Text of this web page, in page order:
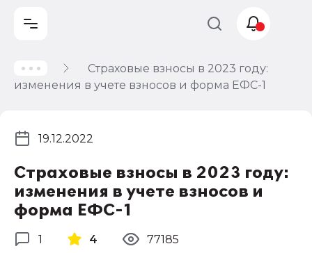
Страховые взносы в 2023 году:
изменения в учете взносов и форма ЕФС-1
Страховые взносы в 2023 году:
изменения в учете взносов и
форма ЕФС-1
19.12.2022
1 4 77185
Учет и
налогообложение